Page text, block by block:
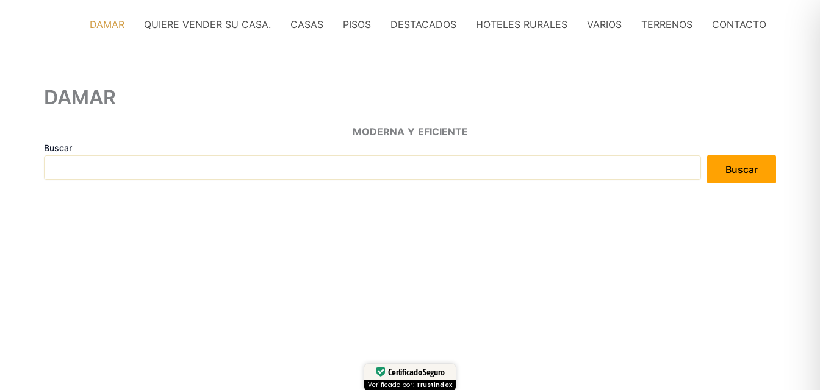
DAMAR QUIERE VENDER SU CASA. CASAS PISOS DESTACADOS HOTELES RURALES VARIOS TERRENOS CONTACTO
DAMAR
MODERNA Y EFICIENTE
Buscar
Buscar
Certificado Seguro
Verificado por: Trustindex